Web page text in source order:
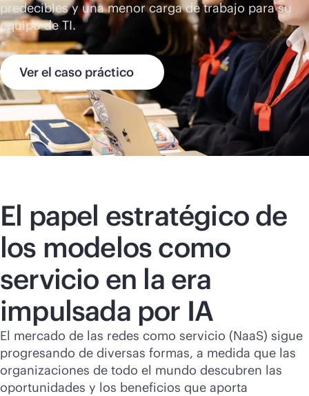
predecibles y una menor carga de trabajo para su
equipo de TI.
Ver el caso práctico
El papel estratégico de
los modelos como
servicio en la era
impulsada por IA
El mercado de las redes como servicio (NaaS) sigue
progresando de diversas formas, a medida que las
organizaciones de todo el mundo descubren las
oportunidades y los beneficios que aporta